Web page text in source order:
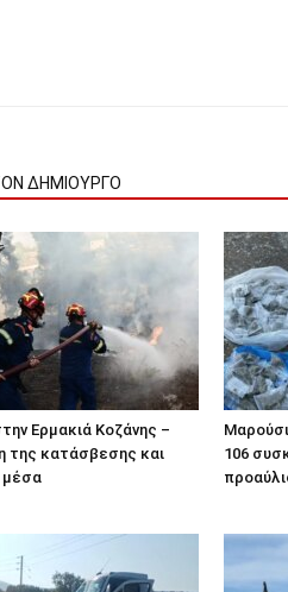
ΔΗΜΙΟΥΡΓΟ
Ερμακιά Κοζάνης –
της κατάσβεσης και
μέσα
106